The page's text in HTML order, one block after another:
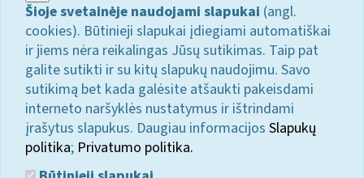
Šioje svetainėje naudojami slapukai (angl.
cookies). Būtinieji slapukai įdiegiami automatiškai
ir jiems nėra reikalingas Jūsų sutikimas. Taip pat
galite sutikti ir su kitų slapukų naudojimu. Savo
sutikimą bet kada galėsite atšaukti pakeisdami
interneto naršyklės nustatymus ir ištrindami
įrašytus slapukus. Daugiau informacijos Slapukų
politika; Privatumo politika.